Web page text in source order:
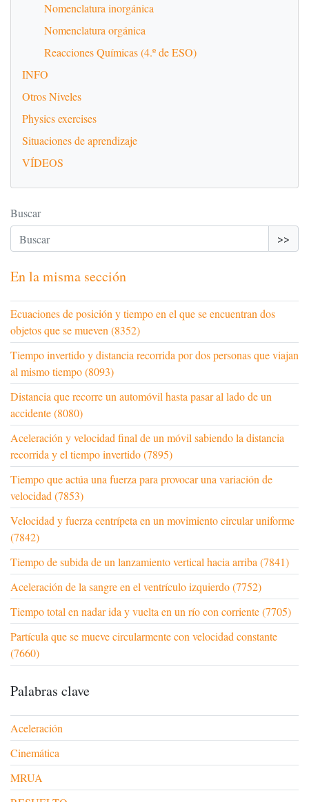
Nomenclatura inorgánica
Nomenclatura orgánica
Reacciones Químicas (4.º de ESO)
INFO
Otros Niveles
Physics exercises
Situaciones de aprendizaje
VÍDEOS
Buscar
>>
En la misma sección
Ecuaciones de posición y tiempo en el que se encuentran dos
objetos que se mueven (8352)
Tiempo invertido y distancia recorrida por dos personas que viajan
al mismo tiempo (8093)
Distancia que recorre un automóvil hasta pasar al lado de un
accidente (8080)
Aceleración y velocidad final de un móvil sabiendo la distancia
recorrida y el tiempo invertido (7895)
Tiempo que actúa una fuerza para provocar una variación de
velocidad (7853)
Velocidad y fuerza centrípeta en un movimiento circular uniforme
(7842)
Tiempo de subida de un lanzamiento vertical hacia arriba (7841)
Aceleración de la sangre en el ventrículo izquierdo (7752)
Tiempo total en nadar ida y vuelta en un río con corriente (7705)
Partícula que se mueve circularmente con velocidad constante
(7660)
Palabras clave
Aceleración
Cinemática
MRUA